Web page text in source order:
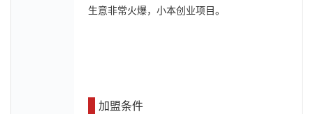
生意非常火爆，小本创业项目。
加盟条件